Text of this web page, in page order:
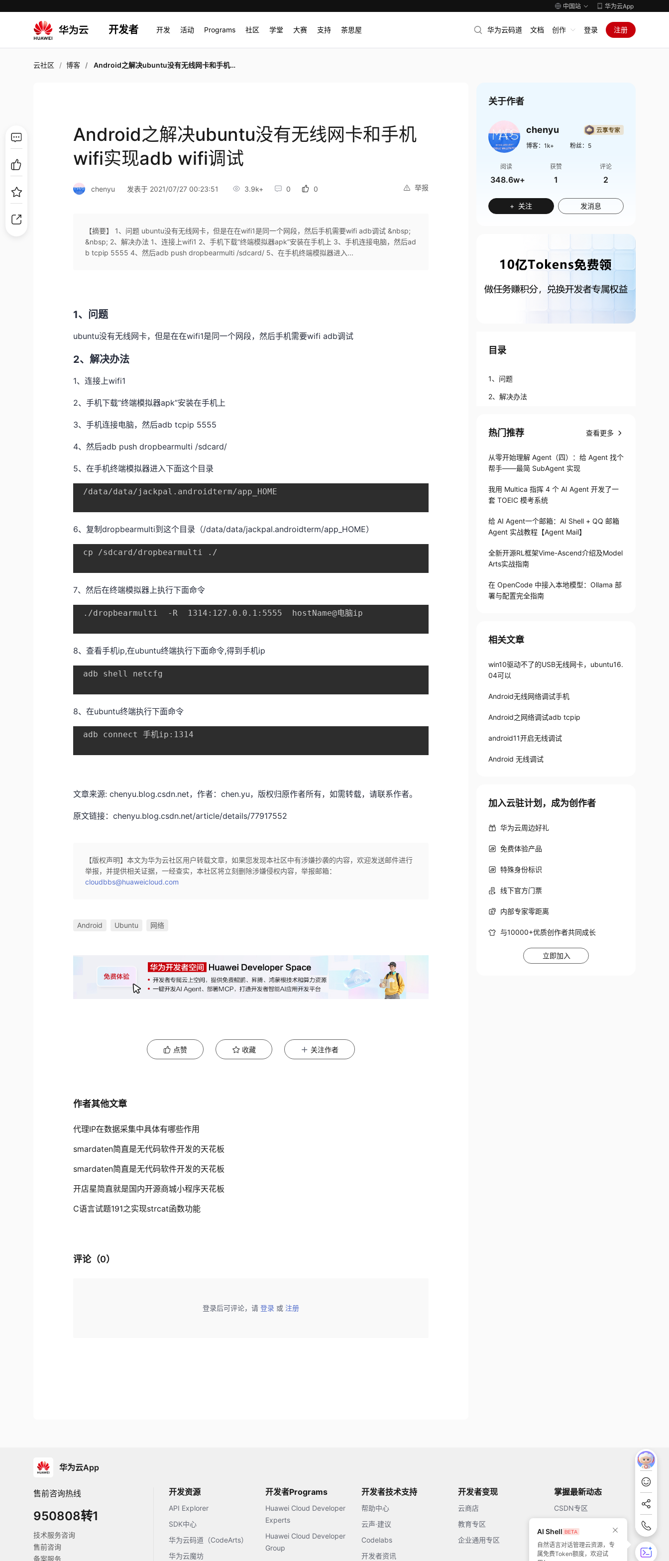
中国站 华为云App
开发者 开发 活动 Programs 社区 学堂 大赛 支持 茶思屋 华为云码道 文档 创作 登录 注册
云社区 博客 Android之解决ubuntu没有无线网卡和手机wifi实现adb wifi调试
Android之解决ubuntu没有无线网卡和手机
wifi实现adb wifi调试
举报
chenyu 发表于 2021/07/27 00:23:51 3.9k+ 0 0
【摘要】 1、问题 ubuntu没有无线网卡，但是在在wifi1是同一个网段，然后手机需要wifi adb调试 &nbsp;
&nbsp; 2、解决办法 1、连接上wifi1 2、手机下载“终端模拟器apk”安装在手机上 3、手机连接电脑，然后ad
b tcpip 5555 4、然后adb push dropbearmulti /sdcard/ 5、在手机终端模拟器进入...
1、问题
ubuntu没有无线网卡，但是在在wifi1是同一个网段，然后手机需要wifi adb调试
2、解决办法
1、连接上wifi1
2、手机下载“终端模拟器apk”安装在手机上
3、手机连接电脑，然后adb tcpip 5555
4、然后adb push dropbearmulti /sdcard/
5、在手机终端模拟器进入下面这个目录
/data/data/jackpal.androidterm/app_HOME
6、复制dropbearmulti到这个目录（/data/data/jackpal.androidterm/app_HOME）
cp /sdcard/dropbearmulti ./
7、然后在终端模拟器上执行下面命令
./dropbearmulti  -R  1314:127.0.0.1:5555  hostName@电脑ip
8、查看手机ip,在ubuntu终端执行下面命令,得到手机ip
adb shell netcfg
8、在ubuntu终端执行下面命令
adb connect 手机ip:1314
文章来源: chenyu.blog.csdn.net，作者：chen.yu，版权归原作者所有，如需转载，请联系作者。
原文链接：chenyu.blog.csdn.net/article/details/77917552
【版权声明】本文为华为云社区用户转载文章，如果您发现本社区中有涉嫌抄袭的内容，欢迎发送邮件进行
举报，并提供相关证据，一经查实，本社区将立刻删除涉嫌侵权内容，举报邮箱：
cloudbbs@huaweicloud.com
Android Ubuntu 网络
点赞 收藏 关注作者
作者其他文章
代理IP在数据采集中具体有哪些作用
smardaten简直是无代码软件开发的天花板
smardaten简直是无代码软件开发的天花板
开店星简直就是国内开源商城小程序天花板
C语言试题191之实现strcat函数功能
评论（0）
登录后可评论，请 登录 或 注册
关于作者
chenyu
博客： 1k+ 粉丝： 5
阅读
348.6w+
获赞
1
评论
2
+ 关注 发消息
目录
1、问题
2、解决办法
热门推荐 查看更多
从零开始理解 Agent（四）：给 Agent 找个
帮手——最简 SubAgent 实现
我用 Multica 指挥 4 个 AI Agent 开发了一
套 TOEIC 模考系统
给 AI Agent一个邮箱：AI Shell + QQ 邮箱
Agent 实战教程【Agent Mail】
全新开源RL框架Vime-Ascend介绍及Model
Arts实战指南
在 OpenCode 中接入本地模型：Ollama 部
署与配置完全指南
相关文章
win10驱动不了的USB无线网卡，ubuntu16.
04可以
Android无线网络调试手机
Android之网络调试adb tcpip
android11开启无线调试
Android 无线调试
加入云驻计划，成为创作者
华为云周边好礼
免费体验产品
特殊身份标识
线下官方门票
内部专家零距离
与10000+优质创作者共同成长
立即加入
AI Shell
自然语言对话管理云资源，专
属免费Token额度，欢迎试
华为云App
售前咨询热线
950808转1
技术服务咨询
售前咨询
备案服务
开发资源
API Explorer
SDK中心
华为云码道（CodeArts）
华为云魔坊
开发者Programs
Huawei Cloud Developer
Experts
Huawei Cloud Developer
Group
开发者技术支持
帮助中心
云声·建议
Codelabs
开发者资讯
开发者变现
云商店
教育专区
企业通用专区
掌握最新动态
CSDN专区
开源中国
51CTO